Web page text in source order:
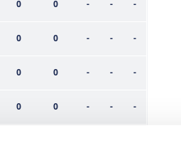
0 0 - - -
0 0 - - -
0 0 - - -
0 0 - - -